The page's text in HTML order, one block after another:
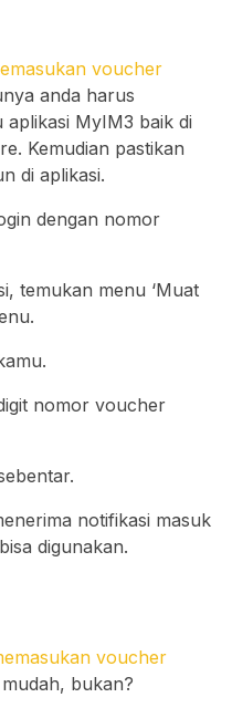
voucher
anda harus
MyIM3 baik di
Kemudian pastikan
di aplikasi.
dengan nomor
temukan menu ‘Muat
nomor voucher
notifikasi masuk
digunakan.
voucher
bukan?